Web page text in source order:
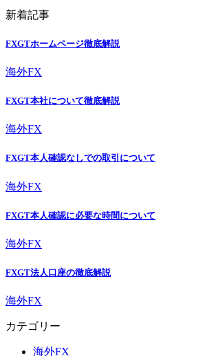
新着記事
FXGTホームページ徹底解説
海外FX
FXGT本社について徹底解説
海外FX
FXGT本人確認なしでの取引について
海外FX
FXGT本人確認に必要な時間について
海外FX
FXGT法人口座の徹底解説
海外FX
カテゴリー
海外FX